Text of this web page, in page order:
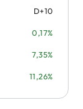
D+10
0,17%
7,35%
11,26%